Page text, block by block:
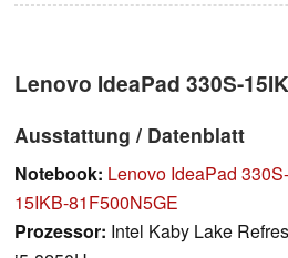
Lenovo IdeaPad 330S-
Ausstattung / Datenblatt
Notebook: Lenovo IdeaPad 330S-
15IKB-81F500N5GE
Prozessor: Intel Kaby Lake